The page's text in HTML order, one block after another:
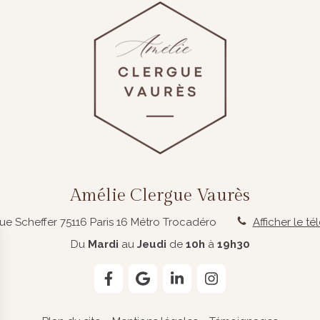
Amélie Clergue Vaurès
Scheffer 75116 Paris 16 Métro Trocadéro
Afficher le
Du Mardi au Jeudi de 10h à 19h30